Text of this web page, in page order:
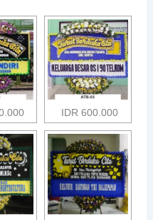
IDR 600.000